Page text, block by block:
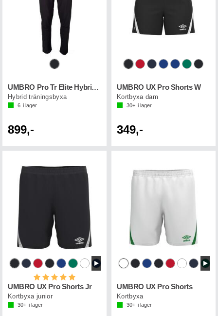
UMBRO Pro Tr Elite Hybrid Pant
Hybrid träningsbyxa
6 i lager
899,-
UMBRO UX Pro Shorts W
Kortbyxa dam
30+ i lager
349,-
Betyg:
UMBRO UX Pro Shorts Jr
Kortbyxa junior
30+ i lager
UMBRO UX Pro Shorts
Kortbyxa
30+ i lager